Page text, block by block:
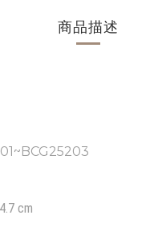
商品描述
cm